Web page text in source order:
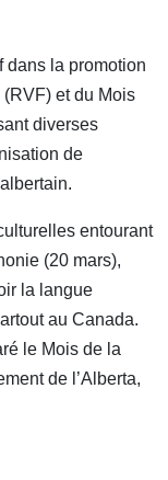
dans la promotion
(RVF) et du Mois
diverses
de
entourant
(20 mars),
la langue
au Canada.
le Mois de la
de l’Alberta,